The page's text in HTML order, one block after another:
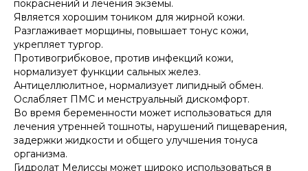
покраснений и лечения экземы.
Является хорошим тоником для жирной кожи.
Разглаживает морщины, повышает тонус кожи,
укрепляет тургор.
Противогрибковое, против инфекций кожи,
нормализует функции сальных желез.
Антицеллюлитное, нормализует липидный обмен.
Ослабляет ПМС и менструальный дискомфорт.
Во время беременности может использоваться для
лечения утренней тошноты, нарушений пищеварения,
задержки жидкости и общего улучшения тонуса
организма.
Гидролат Мелиссы может широко использоваться в